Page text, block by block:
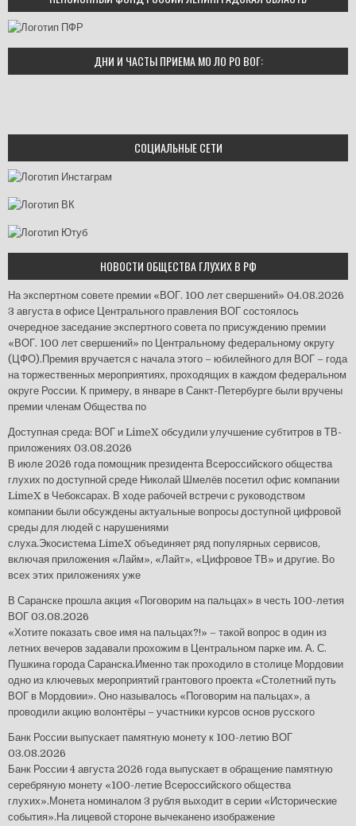
ДНИ И ЧАСТЫ ПРИЕМА МО ЛО РО ВОГ:
СОЦИАЛЬНЫЕ СЕТИ
НОВОСТИ ОБЩЕСТВА ГЛУХИХ В РФ
На экспертном совете премии «ВОГ. 100 лет свершений» 04.08.2026
3 августа в офисе Центрального правления ВОГ состоялось
очередное заседание экспертного совета по присуждению премии
«ВОГ. 100 лет свершений» по Центральному федеральному округу
(ЦФО).Премия вручается с начала этого – юбилейного для ВОГ – года
на торжественных мероприятиях, проходящих в каждом федеральном
округе России. К примеру, в январе в Санкт-Петербурге были вручены
премии членам Общества по
Доступная среда: ВОГ и LimeX обсудили улучшение субтитров в ТВ-
приложениях 03.08.2026
В июле 2026 года помощник президента Всероссийского общества
глухих по доступной среде Николай Шмелёв посетил офис компании
LimeX в Чебоксарах. В ходе рабочей встречи с руководством
компании были обсуждены актуальные вопросы доступной цифровой
среды для людей с нарушениями
слуха.Экосистема LimeX объединяет ряд популярных сервисов,
включая приложения «Лайм», «Лайт», «Цифровое ТВ» и другие. Во
всех этих приложениях уже
В Саранске прошла акция «Поговорим на пальцах» в честь 100-летия
ВОГ 03.08.2026
«Хотите показать свое имя на пальцах?!» – такой вопрос в один из
летних вечеров задавали прохожим в Центральном парке им. А. С.
Пушкина города Саранска.Именно так проходило в столице Мордовии
одно из ключевых мероприятий грантового проекта «Столетний путь
ВОГ в Мордовии». Оно называлось «Поговорим на пальцах», а
проводили акцию волонтёры – участники курсов основ русского
Банк России выпускает памятную монету к 100-летию ВОГ
03.08.2026
Банк России 4 августа 2026 года выпускает в обращение памятную
серебряную монету «100-летие Всероссийского общества
глухих».Монета номиналом 3 рубля выходит в серии «Исторические
события».На лицевой стороне вычеканено изображение